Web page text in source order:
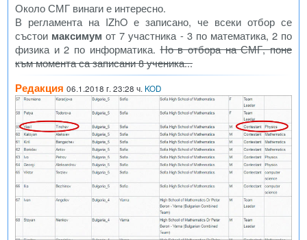
Около СМГ винаги е интересно.
В регламента на IZhO е записано, че всеки отбор се
състои максимум от 7 участника - 3 по математика, 2 по
физика и 2 по информатика.Но в отбора на СМГ, поне
към момента са записани 8 ученика...
Редакция 06.1.2018 г. 23:28 ч. KOD